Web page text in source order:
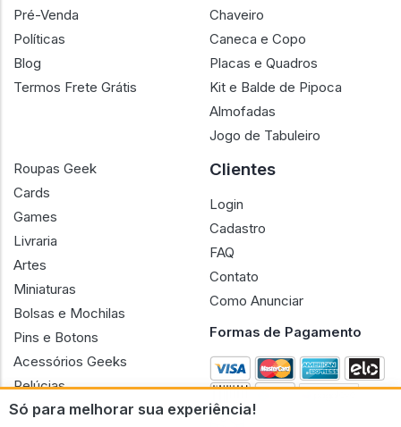
Só para melhorar sua experiência!
Pré-Venda
Políticas
Blog
Termos Frete Grátis
Chaveiro
Caneca e Copo
Placas e Quadros
Kit e Balde de Pipoca
Almofadas
Jogo de Tabuleiro
Roupas Geek
Cards
Games
Livraria
Artes
Miniaturas
Bolsas e Mochilas
Pins e Botons
Acessórios Geeks
Pelúcias
Bonecas
Clientes
Login
Cadastro
FAQ
Contato
Como Anunciar
Formas de Pagamento